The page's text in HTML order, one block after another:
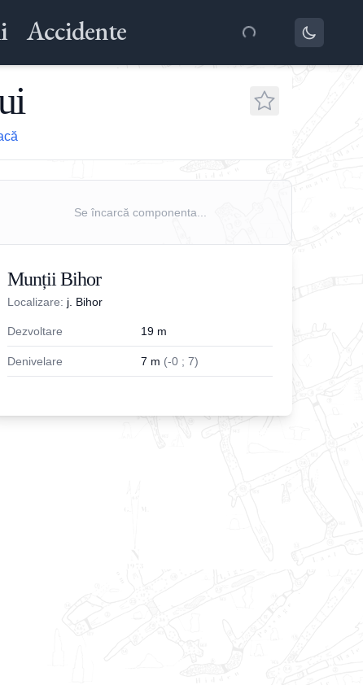
Accidente
Se încarcă componenta...
Munții Bihor
Localizare: j. Bihor
Dezvoltare 19 m
Denivelare 7 m (-0 ; 7)